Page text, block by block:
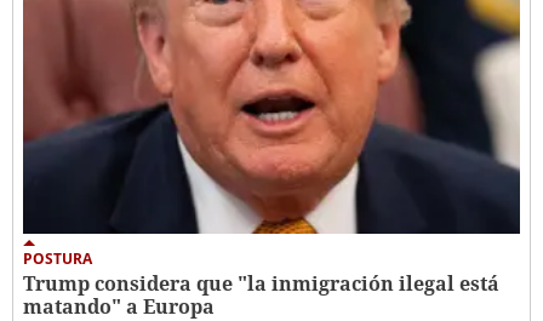
POSTURA
Trump considera que "la inmigración ilegal está
matando" a Europa